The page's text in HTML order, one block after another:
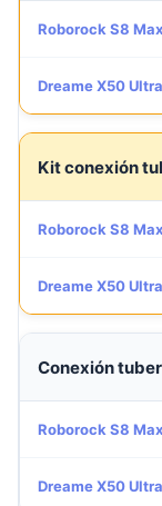
Roborock S8
Dreame X50
Kit conexión
Roborock S8
Dreame X50
Conexión
Roborock S8
Dreame X50